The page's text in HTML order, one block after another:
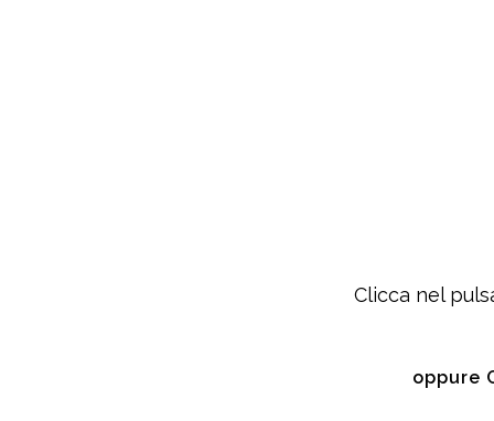
Clicca nel
oppure